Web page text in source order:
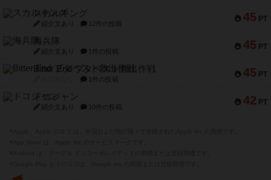
45 PT
スカルキング
紹介文あり 12件の投稿
45 PT
海兵隊
紹介文あり 1件の投稿
45 PT
Bitter End ブタペスト救出作戦
1件の投稿
42 PT
ドコジャン
紹介文あり 10件の投稿